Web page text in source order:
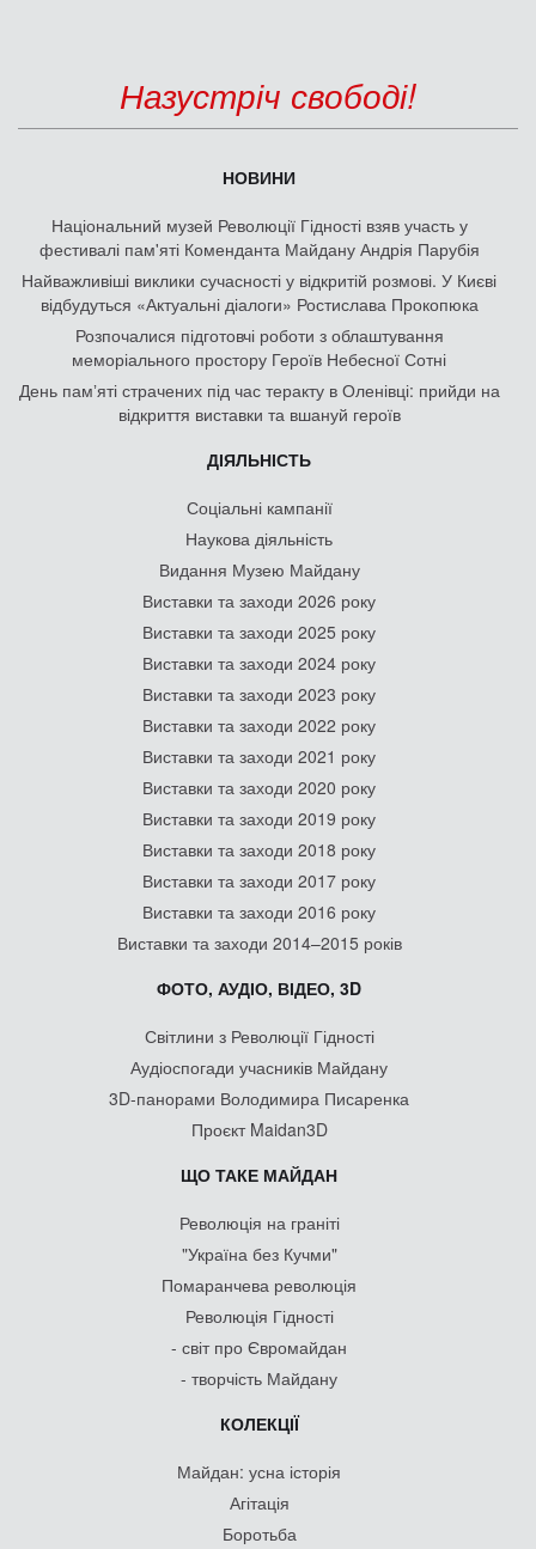
Назустріч свободі!
НОВИНИ
Національний музей Революції Гідності взяв участь у
фестивалі пам'яті Коменданта Майдану Андрія Парубія
Найважливіші виклики сучасності у відкритій розмові. У Києві
відбудуться «Актуальні діалоги» Ростислава Прокопюка
Розпочалися підготовчі роботи з облаштування
меморіального простору Героїв Небесної Сотні
День памʼяті страчених під час теракту в Оленівці: прийди на
відкриття виставки та вшануй героїв
ДІЯЛЬНІСТЬ
Соціальні кампанії
Наукова діяльність
Видання Музею Майдану
Виставки та заходи 2026 року
Виставки та заходи 2025 року
Виставки та заходи 2024 року
Виставки та заходи 2023 року
Виставки та заходи 2022 року
Виставки та заходи 2021 року
Виставки та заходи 2020 року
Виставки та заходи 2019 року
Виставки та заходи 2018 року
Виставки та заходи 2017 року
Виставки та заходи 2016 року
Виставки та заходи 2014–2015 років
ФОТО, АУДІО, ВІДЕО, 3D
Світлини з Революції Гідності
Аудіоспогади учасників Майдану
3D-панорами Володимира Писаренка
Проєкт Maidan3D
ЩО ТАКЕ МАЙДАН
Революція на граніті
"Україна без Кучми"
Помаранчева революція
Революція Гідності
- світ про Євромайдан
- творчість Майдану
КОЛЕКЦІЇ
Майдан: усна історія
Агітація
Боротьба